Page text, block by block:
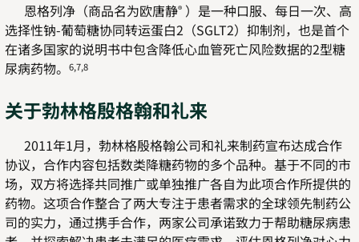
恩格列净（商品名为欧唐静® ）是一种口服、每日一次、高
选择性钠-葡萄糖协同转运蛋白2（SGLT2）抑制剂，也是首个
在诸多国家的说明书中包含降低心血管死亡风险数据的2型糖
尿病药物。
6,7,8
关于勃林格殷格翰和礼来
2011年1月，勃林格殷格翰公司和礼来制药宣布达成合作
协议，合作内容包括数类降糖药物的多个品种。基于不同的市
场，双方将选择共同推广或单独推广各自为此项合作所提供的
药物。这项合作整合了两大专注于患者需求的全球领先制药公
司的实力，通过携手合作，两家公司承诺致力于帮助糖尿病患